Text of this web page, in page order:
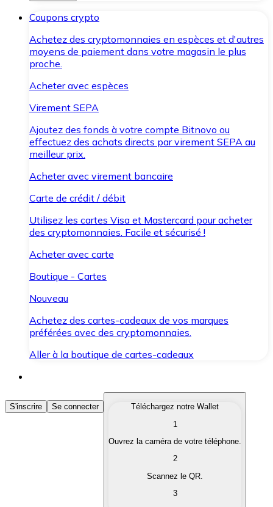
Coupons crypto
Achetez des cryptomonnaies en espèces et d'autres
moyens de paiement dans votre magasin le plus
proche.
Acheter avec espèces
Virement SEPA
Ajoutez des fonds à votre compte Bitnovo ou
effectuez des achats directs par virement SEPA au
meilleur prix.
Acheter avec virement bancaire
Carte de crédit / débit
Utilisez les cartes Visa et Mastercard pour acheter
des cryptomonnaies. Facile et sécurisé !
Acheter avec carte
Boutique - Cartes
Nouveau
Achetez des cartes-cadeaux de vos marques
préférées avec des cryptomonnaies.
Aller à la boutique de cartes-cadeaux
Acheter des Cryptomonnaies
Achetez les cryptomonnaies qui vous intéressent
Convertissez vos cryptomonnaies en monnaie
S'inscrire Se connecter
Téléchargez notre Wallet
1
Ouvrez la caméra de votre téléphone.
2
Scannez le QR.
3